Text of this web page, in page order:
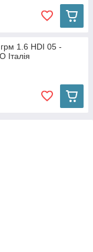
1.6 HDI 05 -
Італія